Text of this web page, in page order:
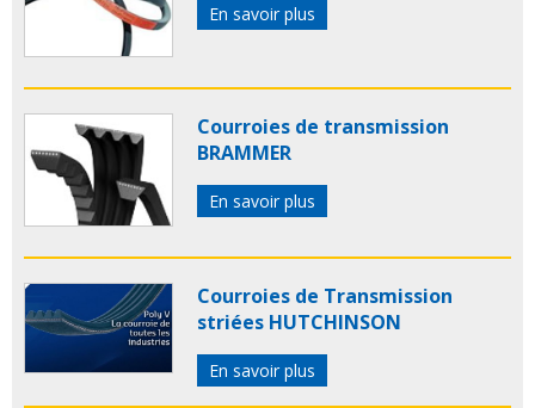
En savoir plus
Courroies de transmission
BRAMMER
En savoir plus
Courroies de Transmission
striées HUTCHINSON
En savoir plus